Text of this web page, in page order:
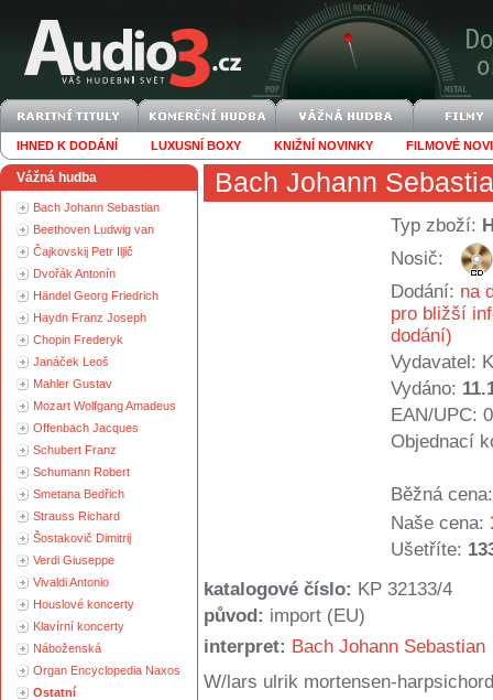
IHNED K DODÁNÍ LUXUSNÍ BOXY KNIŽNÍ NOVINKY FILMOVÉ
Vážná hudba
Bach Johann Sebastian
Beethoven Ludwig van
Čajkovskij Petr Iljič
Dvořák Antonín
Händel Georg Friedrich
Haydn Franz Joseph
Chopin Frederyk
Janáček Leoš
Mahler Gustav
Mozart Wolfgang Amadeus
Offenbach Jacques
Schubert Franz
Schumann Robert
Smetana Bedřich
Strauss Richard
Šostakovič Dimitrij
Verdi Giuseppe
Vivaldi Antonio
Houslové koncerty
Klavírní koncerty
Náboženská
Organ Encyclopedia Naxos
Ostatní
Bach Johann
Typ zboží:
Nosič:
Dodání: na
pro bližší
dodání)
Vydavatel:
Vydáno:
EAN/UPC:
Objednací
Běžná cena:
Naše cena:
Ušetříte:
katalogové číslo: KP 32133/4
původ: import (EU)
interpret: Bach Johann Sebastian
W/lars ulrik mortensen-harpsichord